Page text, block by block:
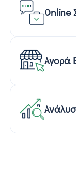
Online
Αγορά